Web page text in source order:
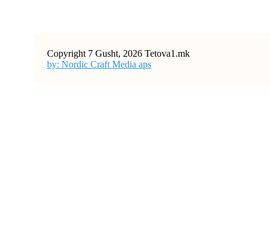
Copyright 7 Gusht, 2026 Tetova1.mk
by: Nordic Craft Media aps